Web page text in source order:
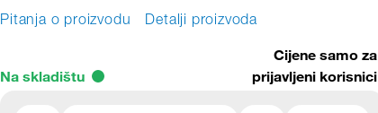
Pitanja o proizvodu Detalji proizvoda
Na skladištu
Cijene samo za
prijavljeni korisnici